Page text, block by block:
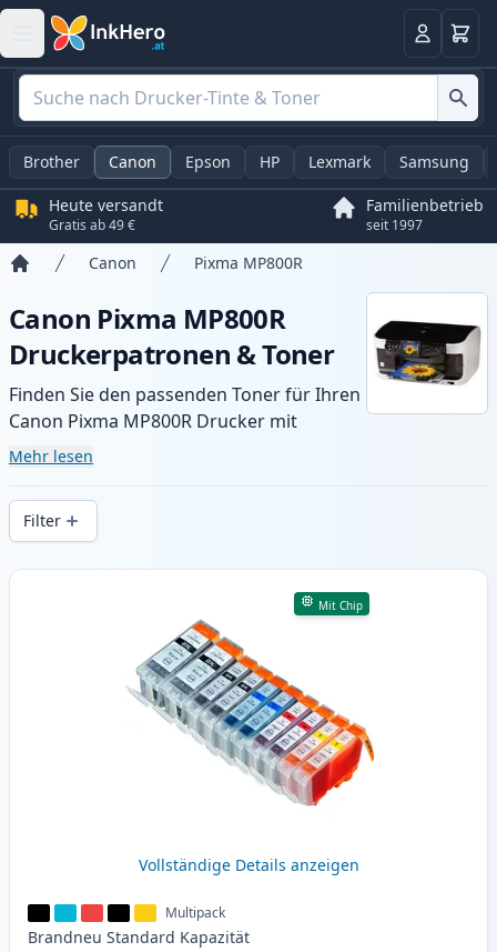
Anmelden
Brother Canon Epson HP Lexmark Samsung
Heute versandt
Gratis ab 49 €
Familienbetrieb
seit 1997
Canon Pixma MP800R
Canon Pixma MP800R
Druckerpatronen & Toner
Finden Sie den passenden Toner für Ihren
Canon Pixma MP800R Drucker mit
unserer Auswahl an kompatiblen und XL-
gleichbleibender Druckqualität und
schnellem Versand aus lokalem Lager in .
Mehr lesen
Filter
Produkte
Mit Chip
Vollständige Details anzeigen
Multipack
Brandneu Standard Kapazität